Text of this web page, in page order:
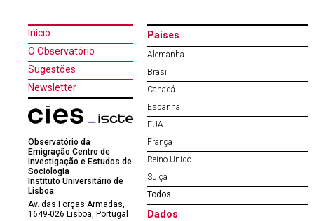
Início
O Observatório
Sugestões
Newsletter
Observatório da
Emigração Centro de
Investigação e Estudos de
Sociologia
Instituto Universitário de
Lisboa
Av. das Forças Armadas,
1649-026 Lisboa, Portugal
Países
Alemanha
Brasil
Canadá
Espanha
EUA
França
Reino Unido
Suíça
Todos
Dados